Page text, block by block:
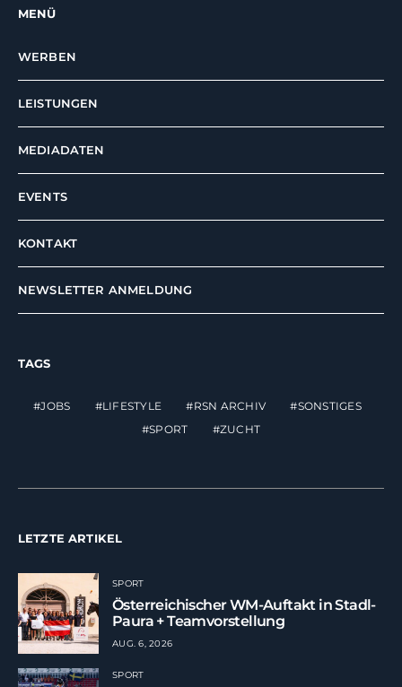
MENÜ
WERBEN
LEISTUNGEN
MEDIADATEN
EVENTS
KONTAKT
NEWSLETTER ANMELDUNG
TAGS
JOBS LIFESTYLE RSN ARCHIV
SONSTIGES
SPORT
ZUCHT
LETZTE ARTIKEL
SPORT
Österreichischer WM-Auftakt in Stadl-
Paura + Teamvorstellung
AUG. 6, 2026
SPORT